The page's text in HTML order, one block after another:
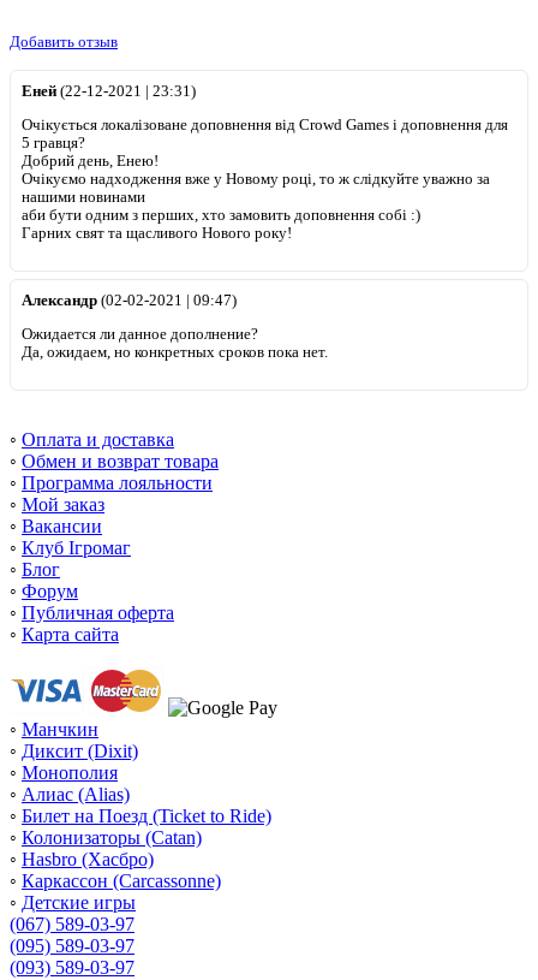
Добавить отзыв
Еней (22-12-2021 | 23:31)
Очікується локалізоване доповнення від Crowd Games і доповнення для
5 гравця?
Добрий день, Енею!
Очікуємо надходження вже у Новому році, то ж слідкуйте уважно за
нашими новинами
аби бути одним з перших, хто замовить доповнення собі :)
Гарних свят та щасливого Нового року!
Александр (02-02-2021 | 09:47)
Ожидается ли данное дополнение?
Да, ожидаем, но конкретных сроков пока нет.
◦ Оплата и доставка
◦ Обмен и возврат товара
◦ Программа лояльности
◦ Мой заказ
◦ Вакансии
◦ Клуб Ігромаг
◦ Блог
◦ Форум
◦ Публичная оферта
◦ Карта сайта
◦ Манчкин
◦ Диксит (Dixit)
◦ Монополия
◦ Алиас (Alias)
◦ Билет на Поезд (Ticket to Ride)
◦ Колонизаторы (Catan)
◦ Hasbro (Хасбро)
◦ Каркассон (Carcassonne)
◦ Детские игры
(067) 589-03-97
(095) 589-03-97
(093) 589-03-97